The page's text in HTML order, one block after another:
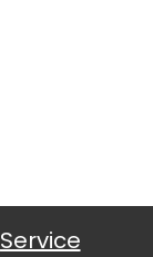
Service